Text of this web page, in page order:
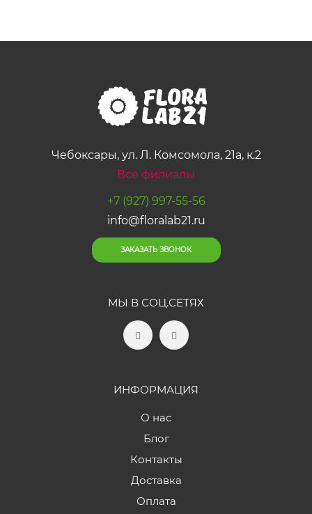
Чебоксары, ул. Л. Комсомола, 21а, к.2
Все филиалы
+7 (927) 997-55-56
info@floralab21.ru
ЗАКАЗАТЬ ЗВОНОК
МЫ В СОЦ.СЕТЯХ
ИНФОРМАЦИЯ
О нас
Блог
Контакты
Доставка
Оплата